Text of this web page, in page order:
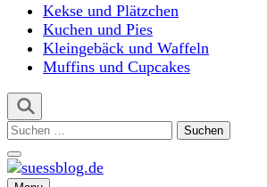
Kekse und Plätzchen
Kuchen und Pies
Kleingebäck und Waffeln
Muffins und Cupcakes
Suchen